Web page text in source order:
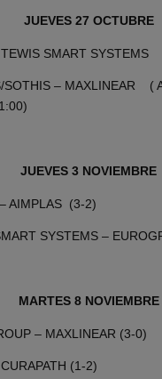
JUEVES 27 OCTUBRE
SMART
– MAXLINEAR (
JUEVES 3 NOVIEMBRE
AIMPLAS (3-2)
SYSTEMS –
MARTES 8 NOVIEMBRE
– MAXLINEAR (3-0)
(1-2)